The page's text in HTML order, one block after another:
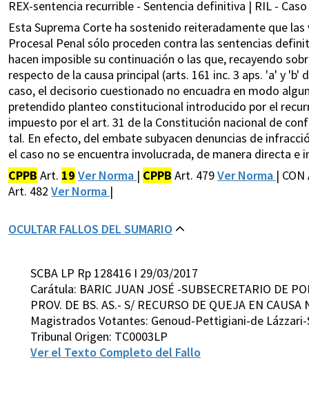
REX-sentencia recurrible - Sentencia definitiva | RIL -
Esta Suprema Corte ha sostenido reiteradamente que
Procesal Penal sólo proceden contra las sentencias
hacen imposible su continuación o las que, recayendo
respecto de la causa principal (arts. 161 inc. 3 aps. 'a' y
caso, el decisorio cuestionado no encuadra en modo
pretendido planteo constitucional introducido por el
impuesto por el art. 31 de la Constitución nacional de
tal. En efecto, del embate subyacen denuncias de
el caso no se encuentra involucrada, de manera directa
CPPB Art. 19 Ver Norma | CPPB Art. 479Ver Norma |
Art. 482 Ver Norma |
OCULTAR FALLOS DEL SUMARIO
SCBA LP Rp 128416 I 29/03/2017
Carátula: BARIC JUAN JOSÉ -SUBSECRETARIO DE
PROV. DE BS. AS.- S/ RECURSO DE QUEJA EN
Magistrados Votantes: Genoud-Pettigiani-de
Tribunal Origen: TC0003LP
Ver el Texto Completo del Fallo